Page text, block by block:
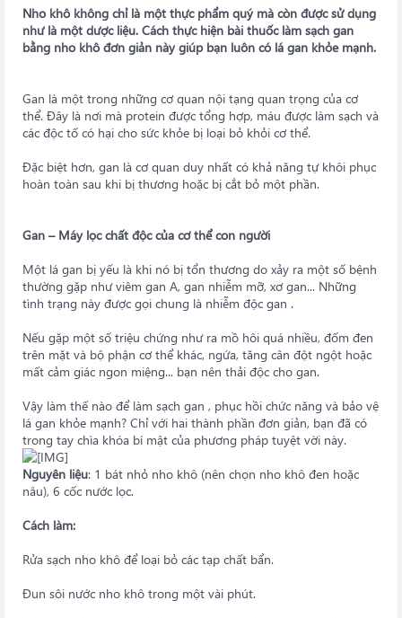
Nho khô không chỉ là một thực phẩm quý mà còn được sử dụng
như là một dược liệu. Cách thực hiện bài thuốc làm sạch gan
bằng nho khô đơn giản này giúp bạn luôn có lá gan khỏe mạnh.
Gan là một trong những cơ quan nội tạng quan trọng của cơ
thể. Đây là nơi mà protein được tổng hợp, máu được làm sạch và
các độc tố có hại cho sức khỏe bị loại bỏ khỏi cơ thể.
Đặc biệt hơn, gan là cơ quan duy nhất có khả năng tự khôi phục
hoàn toàn sau khi bị thương hoặc bị cắt bỏ một phần.
Gan – Máy lọc chất độc của cơ thể con người
Một lá gan bị yếu là khi nó bị tổn thương do xảy ra một số bệnh
thường gặp như viêm gan A, gan nhiễm mỡ, xơ gan... Những
tình trạng này được gọi chung là nhiễm độc gan .
Nếu gặp một số triệu chứng như ra mồ hôi quá nhiều, đốm đen
trên mặt và bộ phận cơ thể khác, ngứa, tăng cân đột ngột hoặc
mất cảm giác ngon miệng... bạn nên thải độc cho gan.
Vậy làm thế nào để làm sạch gan , phục hồi chức năng và bảo vệ
lá gan khỏe mạnh? Chỉ với hai thành phần đơn giản, bạn đã có
trong tay chìa khóa bí mật của phương pháp tuyệt vời này.
Nguyên liệu: 1 bát nhỏ nho khô (nên chọn nho khô đen hoặc
nâu), 6 cốc nước lọc.
Cách làm:
Rửa sạch nho khô để loại bỏ các tạp chất bẩn.
Đun sôi nước nho khô trong một vài phút.